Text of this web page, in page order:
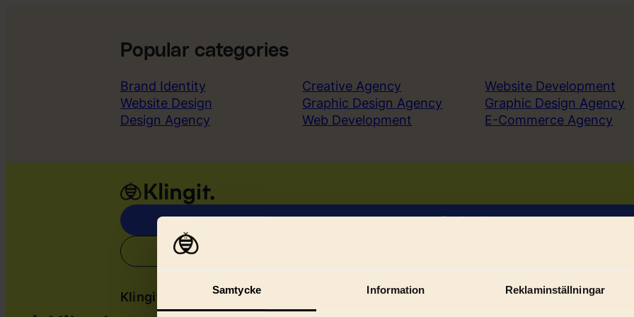
Samtycke Information Reklaminställningar
Popular categories
Brand Identity
Website Design
Design Agency
Creative Agency
Graphic Design Agency
Web Development
Website Development
Graphic Design Agency
E-Commerce Agency
Book a demo
Klingit